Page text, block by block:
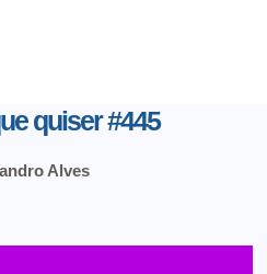
quiser #445
Alves